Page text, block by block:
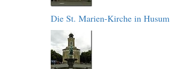
Die St. Marien-Kirche in Husum